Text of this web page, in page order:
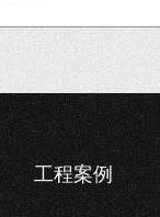
工程案例